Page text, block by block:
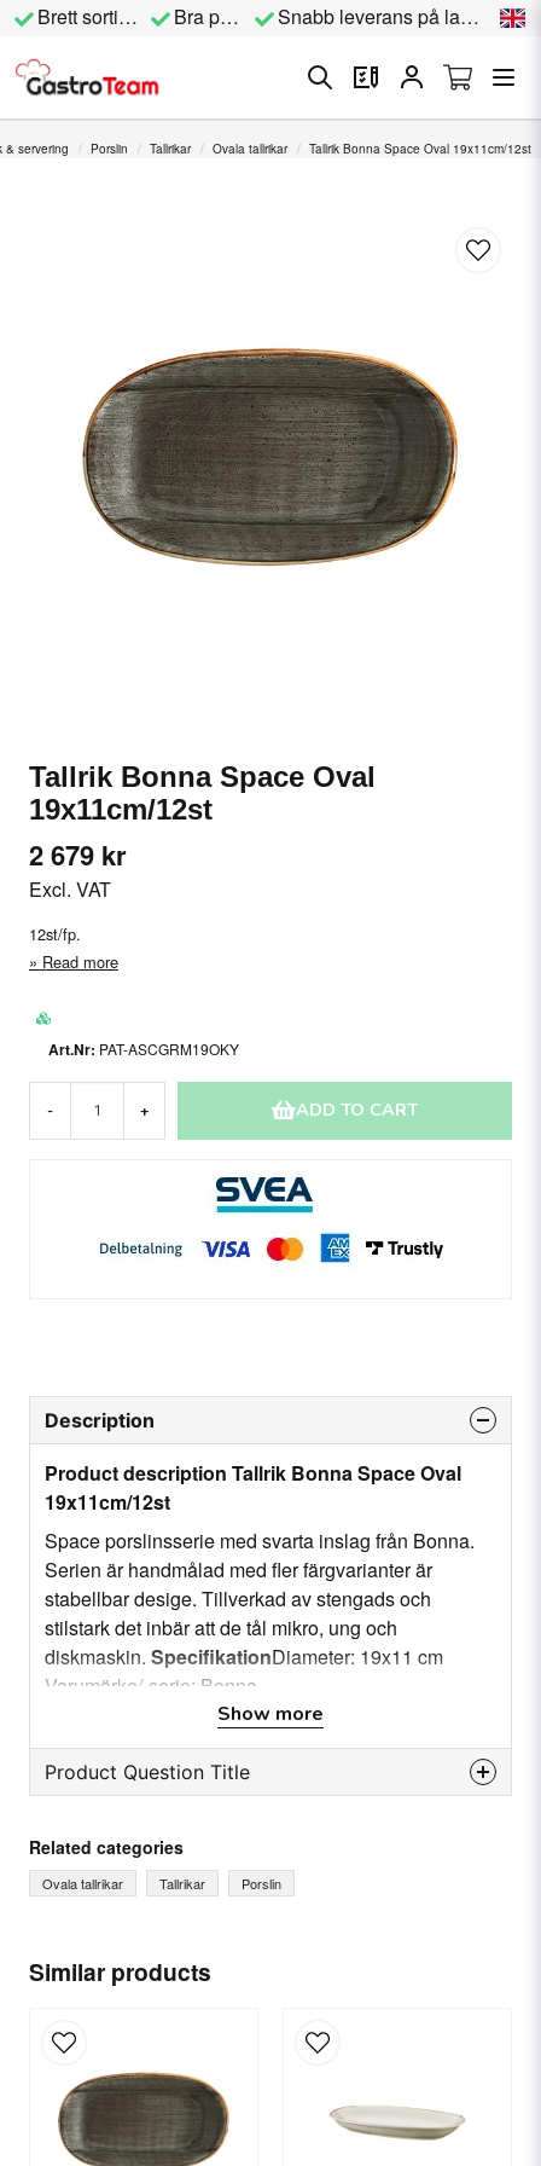
Brett sortiment Bra priser Snabb leverans på lagervara
& servering Porslin Tallrikar Ovala tallrikar Tallrik Bonna Space Oval 19x11cm/12st
Tallrik Bonna Space Oval
19x11cm/12st
2 679 kr
Excl. VAT
12st/fp.
Read more
PAT-ASCGRM19OKY
- + ADD TO CART
Similar products
Description
Product description Tallrik Bonna Space Oval
19x11cm/12st
Space porslinsserie med svarta inslag från Bonna.
Serien är handmålad med fler färgvarianter är
stabellbar desige. Tillverkad av stengads och
stilstark det inbär att de tål mikro, ung och
diskmaskin. SpecifikationDiameter: 19x11 cm
Varumärke/-serie: Bonna
Show more
Product Question Title
Ask us something about this product...
Name
email
Email
Related categories
Ovala tallrikar Tallrikar Porslin